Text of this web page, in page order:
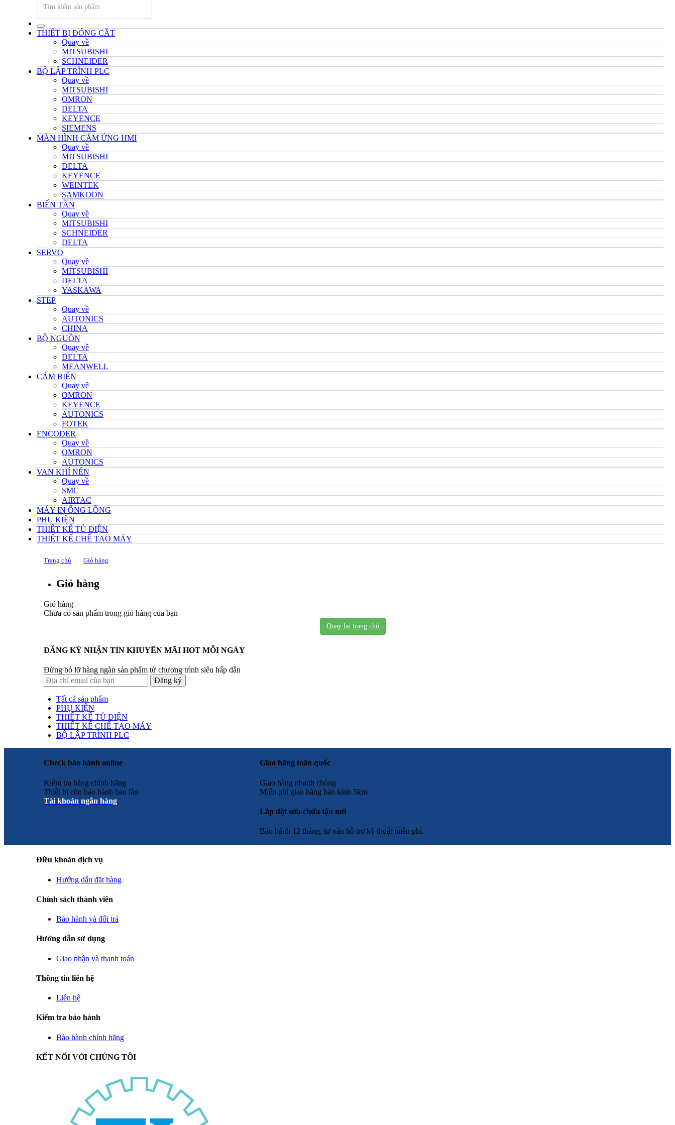
THIẾT BỊ ĐÓNG CẮT
Quay về
MITSUBISHI
SCHNEIDER
BỘ LẬP TRÌNH PLC
Quay về
MITSUBISHI
OMRON
DELTA
KEYENCE
SIEMENS
MÀN HÌNH CẢM ỨNG HMI
Quay về
MITSUBISHI
DELTA
KEYENCE
WEINTEK
SAMKOON
BIẾN TẦN
Quay về
MITSUBISHI
SCHNEIDER
DELTA
SERVO
Quay về
MITSUBISHI
DELTA
YASKAWA
STEP
Quay về
AUTONICS
CHINA
BỘ NGUỒN
Quay về
DELTA
MEANWELL
CẢM BIẾN
Quay về
OMRON
KEYENCE
AUTONICS
FOTEK
ENCODER
Quay về
OMRON
AUTONICS
VAN KHÍ NÉN
Quay về
SMC
AIRTAC
MÁY IN ỐNG LỒNG
PHỤ KIỆN
THIẾT KẾ TỦ ĐIỆN
THIẾT KẾ CHẾ TẠO MÁY
Trang chủ Giỏ hàng
Giỏ hàng
Giỏ hàng
Chưa có sản phẩm trong giỏ hàng của bạn
Quay lại trang chủ
ĐĂNG KÝ NHẬN TIN KHUYẾN MÃI HOT MỖI NGÀY
Đừng bỏ lỡ hàng ngàn sản phẩm từ chương trình siêu hấp dẫn
Tất cả sản phẩm
PHỤ KIỆN
THIẾT KẾ TỦ ĐIỆN
THIẾT KẾ CHẾ TẠO MÁY
BỘ LẬP TRÌNH PLC
Check bảo hành online
Kiểm tra hàng chính hãng
Thiết bị còn bảo hành bao lâu
Tài khoản ngân hàng
Giao hàng toàn quốc
Giao hàng nhanh chóng
Miễn phí giao hàng bán kính 5km
Lắp đặt sửa chửa tận nơi
Bảo hành 12 tháng, tư vấn hỗ trợ kỹ thuật miễn phí.
Điều khoản dịch vụ
Hướng dẫn đặt hàng
Chính sách thành viên
Bảo hành và đổi trả
Hướng dẫn sử dụng
Giao nhận và thanh toán
Thông tin liên hệ
Liên hệ
Kiểm tra bảo hành
Bảo hành chính hãng
KẾT NỐI VỚI CHÚNG TÔI